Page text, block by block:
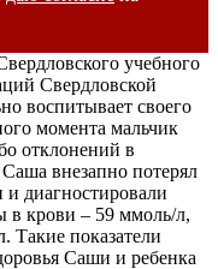
учебного
Свердловской
воспитывает своего
момента мальчик
отклонений в
внезапно потерял
и диагностировали
в крови – 59 ммоль/л,
Такие показатели
Саши и ребенка